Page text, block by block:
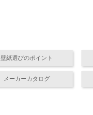
壁紙選びのポイント
メーカーカタログ